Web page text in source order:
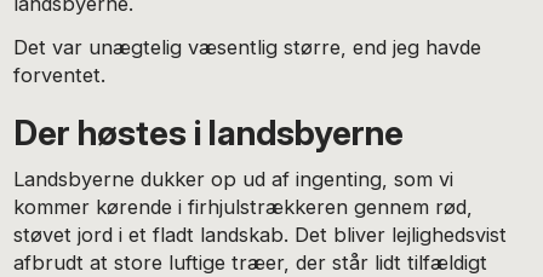
Det var unægtelig væsentlig større, end jeg havde
forventet.
Der høstes i landsbyerne
Landsbyerne dukker op ud af ingenting, som vi
kommer kørende i firhjulstrækkeren gennem rød,
støvet jord i et fladt landskab. Det bliver lejlighedsvist
afbrudt at store luftige træer, der står lidt tilfældigt